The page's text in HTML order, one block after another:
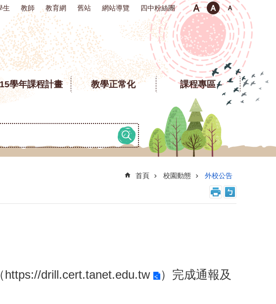
生 教師 教育網 舊站 網站導覽 四中粉絲團
學年課程計畫 教學正常化 課程專區
首頁 校園動態 外校公告
https://drill.cert.tanet.edu.tw
）完成通報及